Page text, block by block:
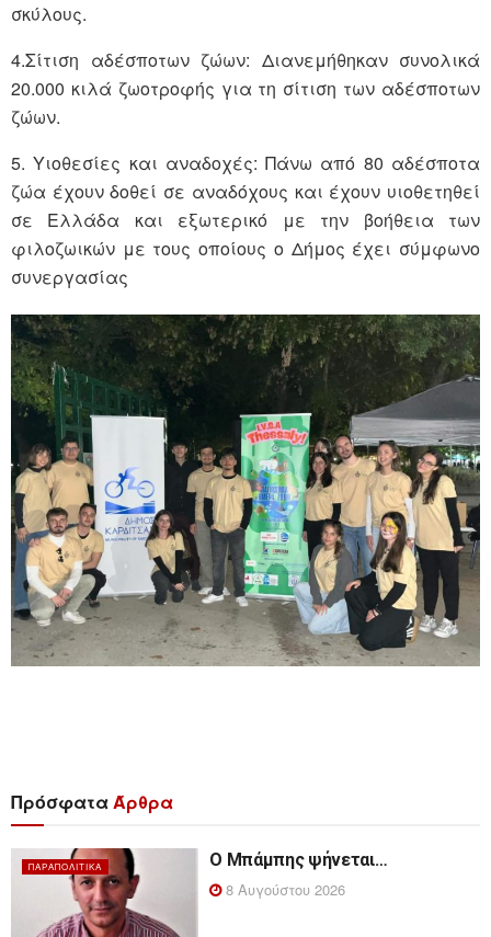
σκύλους.
4.Σίτιση αδέσποτων ζώων: Διανεμήθηκαν συνολικά
20.000 κιλά ζωοτροφής για τη σίτιση των αδέσποτων
ζώων.
5. Υιοθεσίες και αναδοχές: Πάνω από 80 αδέσποτα
ζώα έχουν δοθεί σε αναδόχους και έχουν υιοθετηθεί
σε Ελλάδα και εξωτερικό με την βοήθεια των
φιλοζωικών με τους οποίους ο Δήμος έχει σύμφωνο
συνεργασίας
ΠρόσφαταΆρθρα
ΠΑΡΑΠΟΛΙΤΙΚΆ
Ο Μπάμπης ψήνεται…
8 Αυγούστου 2026